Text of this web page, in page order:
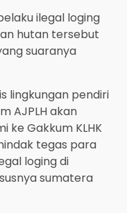
ilegal loging
hutan tersebut
suaranya
lingkungan pendiri
AJPLH akan
ke Gakkum KLHK
tegas para
loging di
sumatera